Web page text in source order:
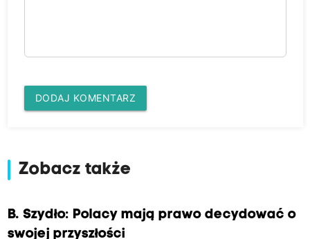
DODAJ KOMENTARZ
Zobacz także
B. Szydło: Polacy mają prawo decydować o
swojej przyszłości